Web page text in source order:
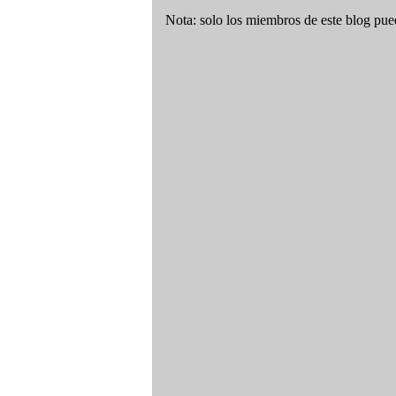
Nota: solo los miembros de este blog